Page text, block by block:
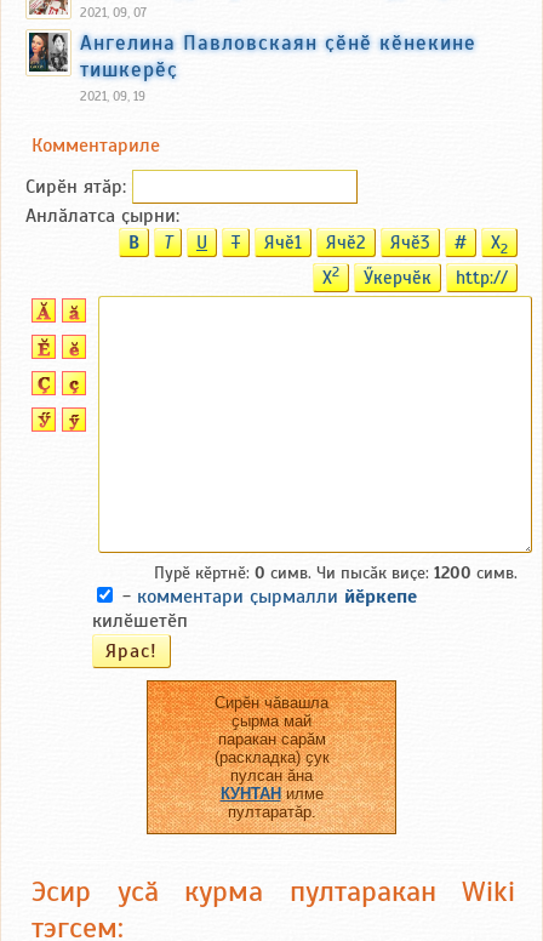
2021, 09, 07
Ангелина Павловскаян ҫӗнӗ кӗнекине
тишкерӗҫ
2021, 09, 19
Комментариле
Сирӗн ятӑp:
Анлӑлатса ҫырни:
B T U T Ячӗ1 Ячӗ2 Ячӗ3 # X2
X2 Ӳкерчӗк http://
Пурӗ кӗртнӗ: 0 симв. Чи пысӑк виҫе: 1200 симв.
- комментари ҫырмалли йӗркепе
килӗшетӗп
Сирӗн чӑвашла
ҫырма май
паракан сарӑм
(раскладка) ҫук
пулсан ӑна
КУНТАНилме
пултаратӑр.
Эсир усӑ курма пултаракан Wiki
тэгсем: